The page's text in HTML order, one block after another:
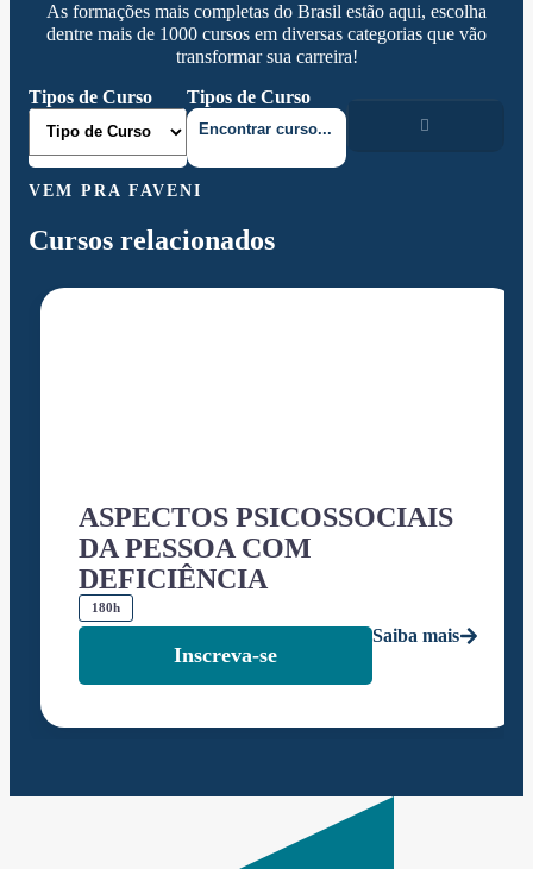
As formações mais completas do Brasil estão aqui, escolha
dentre mais de 1000 cursos em diversas categorias que vão
transformar sua carreira!
Tipos de Curso
Tipos de Curso
VEM PRA FAVENI
Cursos relacionados
ASPECTOS PSICOSSOCIAIS
DA PESSOA COM
DEFICIÊNCIA
180h
Inscreva-se
Saiba mais